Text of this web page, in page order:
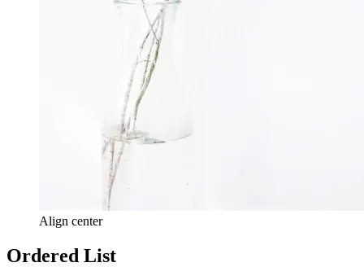
Align center
Ordered List